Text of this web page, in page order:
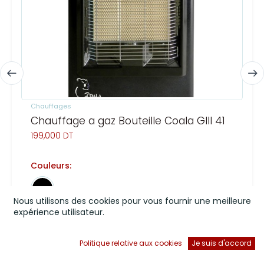
Chauffages
199,000 DT
Couleurs:
Nous utilisons des cookies pour vous fournir une meilleure
expérience utilisateur.
Politique relative aux cookies Je suis d'accord